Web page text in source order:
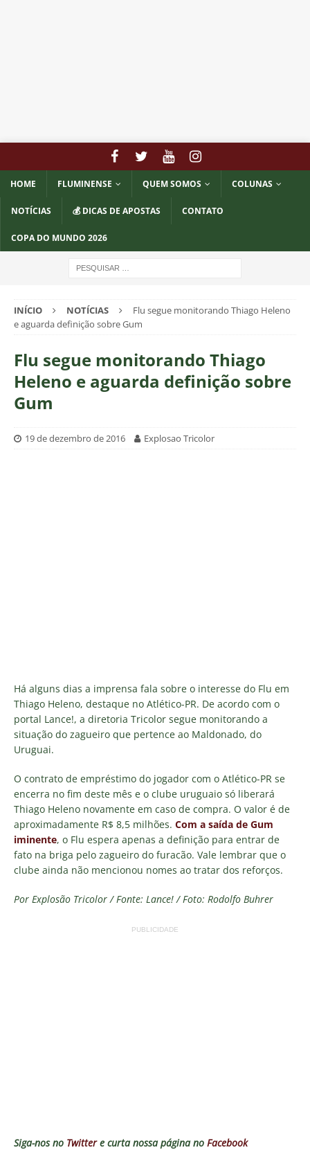
HOME FLUMINENSE QUEM SOMOS COLUNAS
NOTÍCIAS 💰 DICAS DE APOSTAS CONTATO
COPA DO MUNDO 2026
INÍCIO NOTÍCIAS
Flu segue monitorando Thiago Heleno
e aguarda definição sobre Gum
Flu segue monitorando Thiago
Heleno e aguarda definição sobre
Gum
19 de dezembro de 2016 Explosao Tricolor
Há alguns dias a imprensa fala sobre o interesse do Flu em
Thiago Heleno, destaque no Atlético-PR. De acordo com o
portal Lance!, a diretoria Tricolor segue monitorando a
situação do zagueiro que pertence ao Maldonado, do
Uruguai.
O contrato de empréstimo do jogador com o Atlético-PR se
encerra no fim deste mês e o clube uruguaio só liberará
Thiago Heleno novamente em caso de compra. O valor é de
aproximadamente R$ 8,5 milhões. Com a saída de Gum
iminente, o Flu espera apenas a definição para entrar de
fato na briga pelo zagueiro do furacão. Vale lembrar que o
clube ainda não mencionou nomes ao tratar dos reforços.
Por Explosão Tricolor / Fonte: Lance! / Foto: Rodolfo Buhrer
PUBLICIDADE
Siga-nos no Twittere curta nossa página no Facebook